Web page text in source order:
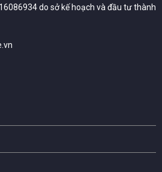
do sở kế hoạch và đầu tư thành